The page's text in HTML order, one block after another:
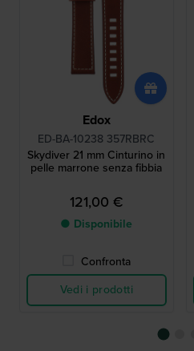
Edox
ED-BA-10238 357RBRC
Skydiver 21 mm Cinturino in
pelle marrone senza fibbia
121,00 €
● Disponibile
Confronta
Vedi i prodotti